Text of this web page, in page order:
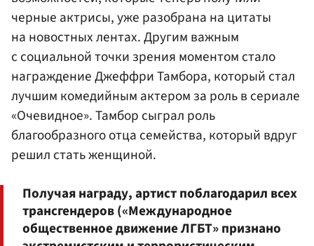
черные актрисы, уже разобрана на цитаты
на новостных лентах. Другим важным
с социальной точки зрения моментом стало
награждение Джеффри Тамбора, который стал
лучшим комедийным актером за роль в сериале
«Очевидное». Тамбор сыграл роль
благообразного отца семейства, который вдруг
решил стать женщиной.
Получая награду, артист поблагодарил всех
трансгендеров («Международное
общественное движение ЛГБТ» признано